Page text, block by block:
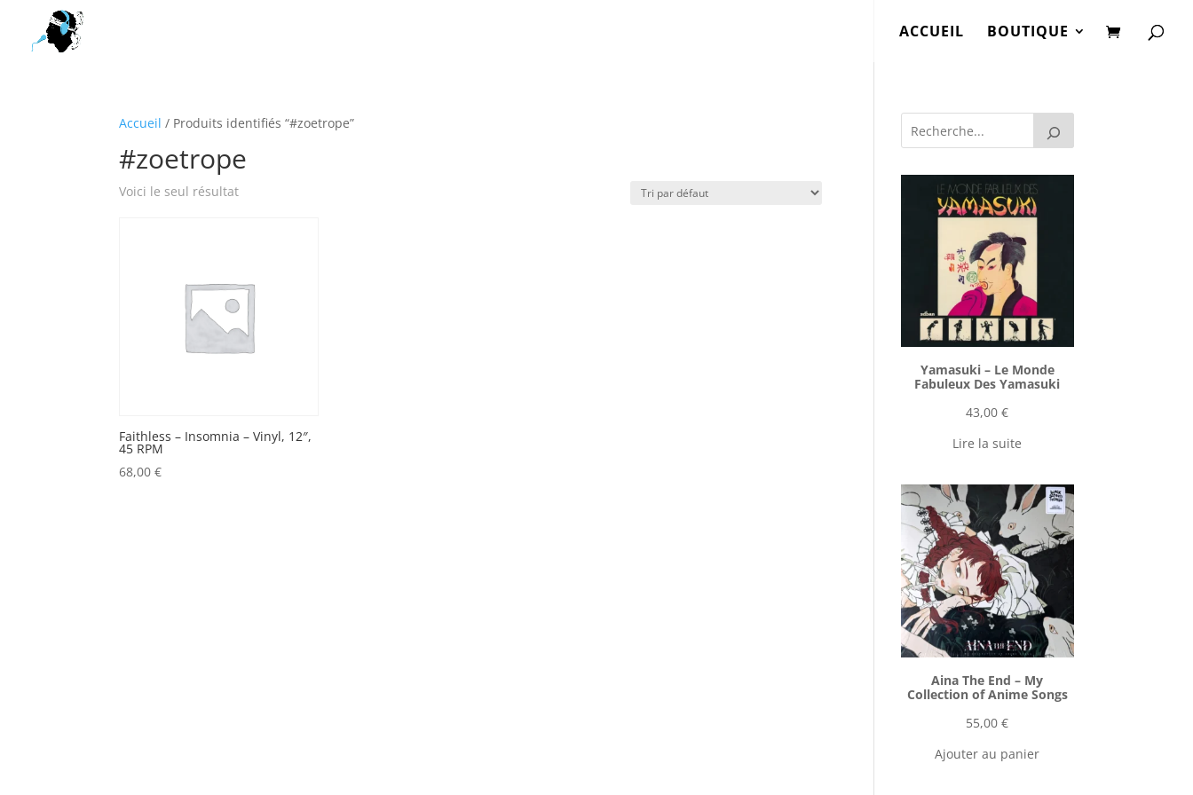
ACCUEIL BOUTIQUE
Accueil / Produits identifiés “#zoetrope”
#zoetrope
Voici le seul résultat
Faithless ‎– Insomnia – Vinyl, 12″,
45 RPM
68,00€
Yamasuki ‎– Le Monde
Fabuleux Des Yamasuki
43,00€
Lire la suite
Aina The End ‎– My
Collection of Anime Songs
55,00€
Ajouter au panier